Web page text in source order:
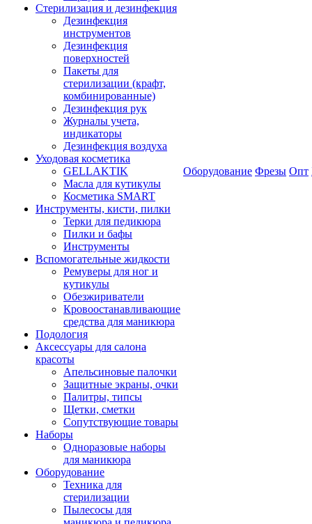
Стерилизация и дезинфекция
Дезинфекция
инструментов
Дезинфекция
поверхностей
Пакеты для
стерилизации (крафт,
комбинированные)
Дезинфекция рук
Журналы учета,
индикаторы
Дезинфекция воздуха
Уходовая косметика
GELLAKTIK
Масла для кутикулы
Косметика SMART
Инструменты, кисти, пилки
Терки для педикюра
Пилки и бафы
Инструменты
Вспомогательные жидкости
Ремуверы для ног и
кутикулы
Обезжириватели
Кровоостанавливающие
средства для маникюра
Подология
Аксессуары для салона
красоты
Апельсиновые палочки
Защитные экраны, очки
Палитры, типсы
Щетки, сметки
Сопутствующие товары
Наборы
Одноразовые наборы
для маникюра
Оборудование
Техника для
стерилизации
Пылесосы для
Оборудование Фрезы Опт